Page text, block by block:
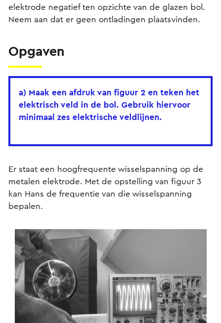
elektrode negatief ten opzichte van de glazen bol.
Neem aan dat er geen ontladingen plaatsvinden.
Opgaven
a) Maak een afdruk van figuur 2 en teken het
elektrisch veld in de bol. Gebruik hiervoor
minimaal zes elektrische veldlijnen.
Er staat een hoogfrequente wisselspanning op de
metalen elektrode. Met de opstelling van figuur 3
kan Hans de frequentie van die wisselspanning
bepalen.